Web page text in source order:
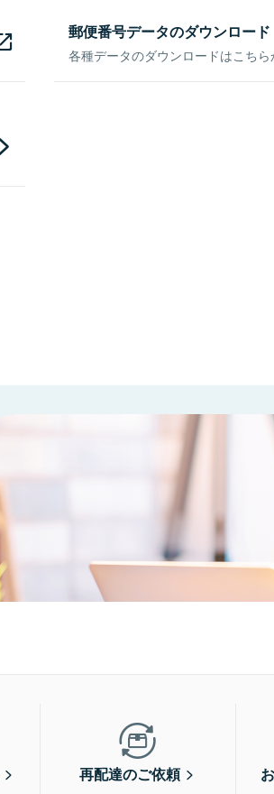
郵便番号データのダウンロード
各種データのダウンロードはこちら
再配達のご依頼